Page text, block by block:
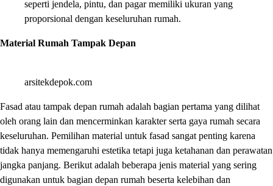
seperti jendela, pintu, dan pagar memiliki ukuran yang
proporsional dengan keseluruhan rumah.
Material Rumah Tampak Depan
arsitekdepok.com
Fasad atau tampak depan rumah adalah bagian pertama yang dilihat
oleh orang lain dan mencerminkan karakter serta gaya rumah secara
keseluruhan. Pemilihan material untuk fasad sangat penting karena
tidak hanya memengaruhi estetika tetapi juga ketahanan dan perawatan
jangka panjang. Berikut adalah beberapa jenis material yang sering
digunakan untuk bagian depan rumah beserta kelebihan dan